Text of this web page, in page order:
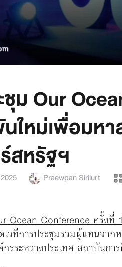
ม Our
ใหม่เพื่อมห
สหรัฐฯ
Praewpan Sirilurt
Ocean Conference ครั้งที่
เวทีการประชุมรวมผู้แทนจา
รระหว่างประเทศ สถาบันก